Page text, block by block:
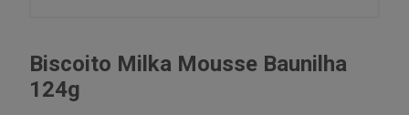
Biscoito Milka Mousse Baunilha
124g